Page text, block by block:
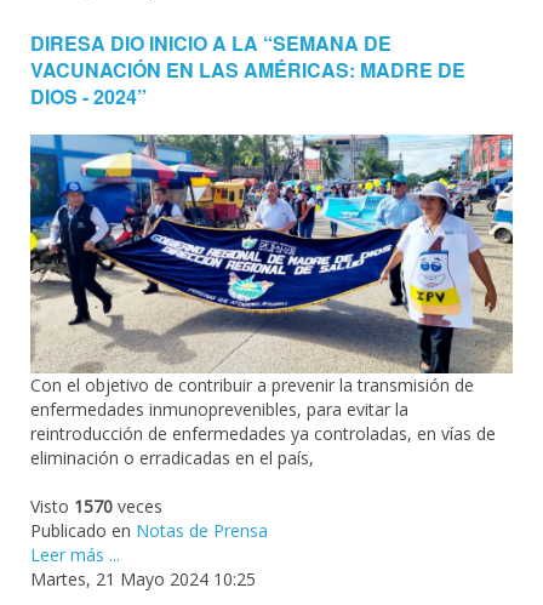
DIRESA DIO INICIO A LA “SEMANA DE
VACUNACIÓN EN LAS AMÉRICAS: MADRE DE
DIOS - 2024”
Con el objetivo de contribuir a prevenir la transmisión de
enfermedades inmunoprevenibles, para evitar la
reintroducción de enfermedades ya controladas, en vías de
eliminación o erradicadas en el país,
Visto 1570 veces
Publicado en Notas de Prensa
Leer más ...
Martes, 21 Mayo 2024 10:25